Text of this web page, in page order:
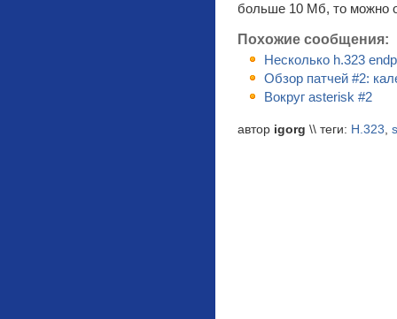
больше 10 Мб, то можно
Похожие сообщения:
Несколько h.323
Обзор патчей #2:
Вокруг asterisk #2
автор igorg \\ теги: H.323,